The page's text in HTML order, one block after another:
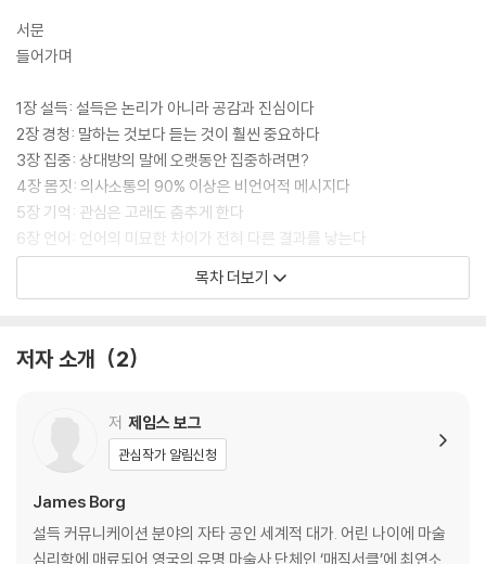
를 중심으로 섬세한 설득의 기술 9가지를 제시한다. 변수가 많고 복잡 미
묘한 인간관계 속에서 설득의 기술을 제대로 발휘하려면 소통의 디테일이
억’하는 것이 중요하다고 강조한다. 상대가 어떤 사람인지 세심하게 이해
하고 진심으로 공감해야 마음을 움직이고 원하는 것을 얻을 수 있기 때문
이다. 후반부에는 언어(말투) 사용법, 전화 통화 방법, 협상의 기술, ‘불편
한’ 사람을 대하는 방법, MBTI 성격 유형별 대화법 등 실제 상황에 유용하
게 적용할 수 있는 설득의 기술을 알려준다. 불신의 시대, 사람의 마음을 어
떻게 얻어야 할지 고민이라면 이 책을 읽어보자. 여러분도 이 책에 곧 설득
당할 것이다!
서문
들어가며
1장 설득: 설득은 논리가 아니라 공감과 진심이다
2장 경청: 말하는 것보다 듣는 것이 훨씬 중요하다
3장 집중: 상대방의 말에 오랫동안 집중하려면?
4장 몸짓: 의사소통의 90% 이상은 비언어적 메시지다
5장 기억: 관심은 고래도 춤추게 한다
6장 언어: 언어의 미묘한 차이가 전혀 다른 결과를 낳는다
7장 전화: 가장 효과적인 전화 통화의 기술
8장 협상: 모두가 승자가 되는 협상의 기술
목차 더보기
저자 소개 2
저 제임스 보그
관심작가 알림신청
James Borg
설득 커뮤니케이션 분야의 자타 공인 세계적 대가. 어린 나이에 마술
심리학에 매료되어 영국의 유명 마술사 단체인 ‘매직서클’에 최연소